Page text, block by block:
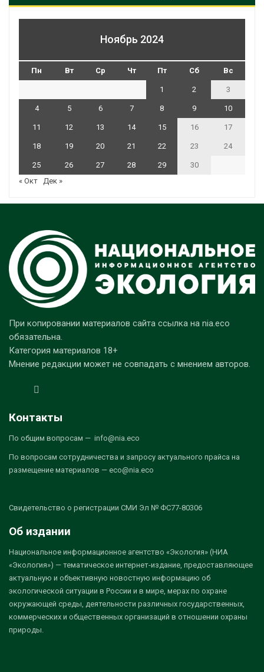
Ноябрь 2024
Пн Вт Ср Чт Пт Сб Вс
1 2 3
4 5 6 7 8 9 10
11 12 13 14 15 16 17
18 19 20 21 22 23 24
25 26 27 28 29
30
« Окт
Дек »
При копировании материалов сайта ссылка на nia.eco
обязательна.
Категория материалов 18+
Мнение редакции может не совпадать с мнением авторов.
Контакты
По общим вопросам — info@nia.eco
По вопросам сотрудничества и запросу актуального прайса на
размещение материалов — eco@nia.eco
Свидетельство о регистрации СМИ Эл № ФС77-80306
Об издании
Национальное информационное агентство «Экология» (НИА
«Экология») — тематическое интернет-издание, предоставляющее
актуальную и объективную новостную информацию об
экологической ситуации в России и в мире, мерах по охране
окружающей среды, деятельности различных государственных,
коммерческих и общественных организаций в отношении охраны
природы.